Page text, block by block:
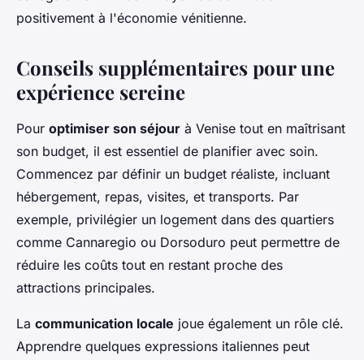
positivement à l'économie vénitienne.
Conseils supplémentaires pour une
expérience sereine
Pour optimiser son séjour à Venise tout en maîtrisant
son budget, il est essentiel de planifier avec soin.
Commencez par définir un budget réaliste, incluant
hébergement, repas, visites, et transports. Par
exemple, privilégier un logement dans des quartiers
comme Cannaregio ou Dorsoduro peut permettre de
réduire les coûts tout en restant proche des
attractions principales.
La communication locale joue également un rôle clé.
Apprendre quelques expressions italiennes peut